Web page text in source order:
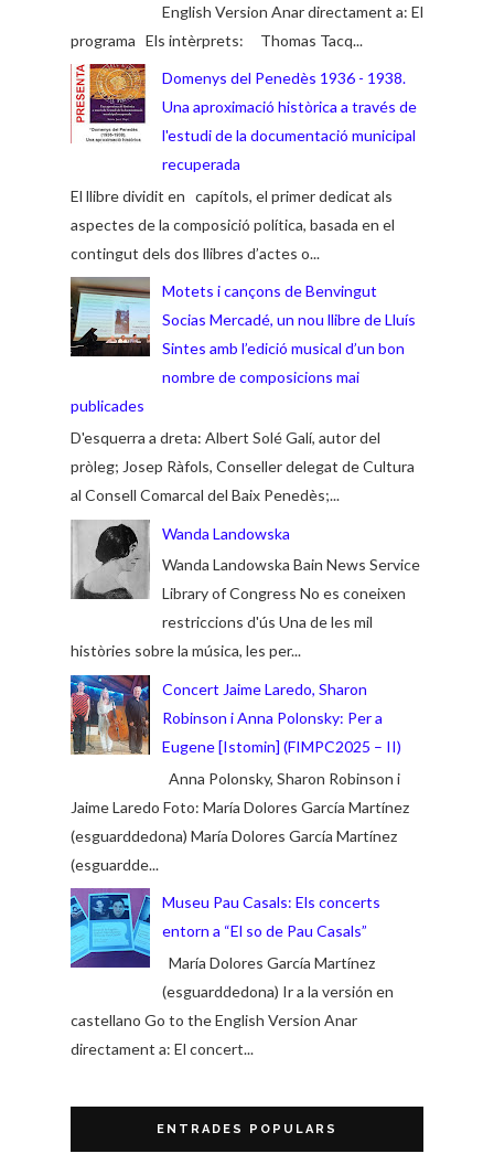
English Version Anar directament a: El
programa Els intèrprets: Thomas Tacq...
Domenys del Penedès 1936 - 1938.
Una aproximació històrica a través de
l'estudi de la documentació municipal
recuperada
El llibre dividit en capítols, el primer dedicat als
aspectes de la composició política, basada en el
contingut dels dos llibres d’actes o...
Motets i cançons de Benvingut
Socias Mercadé, un nou llibre de Lluís
Sintes amb l’edició musical d’un bon
nombre de composicions mai
publicades
D'esquerra a dreta: Albert Solé Galí, autor del
pròleg; Josep Ràfols, Conseller delegat de Cultura
al Consell Comarcal del Baix Penedès;...
Wanda Landowska
Wanda Landowska Bain News Service
Library of Congress No es coneixen
restriccions d'ús Una de les mil
històries sobre la música, les per...
Concert Jaime Laredo, Sharon
Robinson i Anna Polonsky: Per a
Eugene [Istomin] (FIMPC2025 – II)
Anna Polonsky, Sharon Robinson i
Jaime Laredo Foto: María Dolores García Martínez
(esguarddedona) María Dolores García Martínez
(esguardde...
Museu Pau Casals: Els concerts
entorn a “El so de Pau Casals”
María Dolores García Martínez
(esguarddedona) Ir a la versión en
castellano Go to the English Version Anar
directament a: El concert...
ENTRADES POPULARS